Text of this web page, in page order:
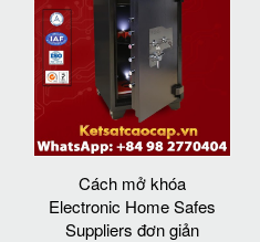
Cách mở khóa
Electronic Home Safes
Suppliers đơn giản